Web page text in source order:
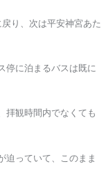
り、次は平安神宮あた
停に泊まるバスは既に
拝観時間内でなくても
迫っていて、このまま